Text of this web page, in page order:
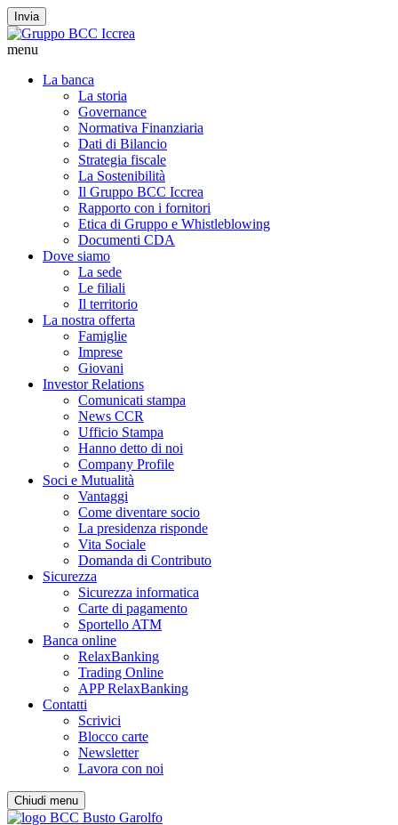
Invia
menu
La banca
La storia
Governance
Normativa Finanziaria
Dati di Bilancio
Strategia fiscale
La Sostenibilità
Il Gruppo BCC Iccrea
Rapporto con i fornitori
Etica di Gruppo e Whistleblowing
Documenti CDA
Dove siamo
La sede
Le filiali
Il territorio
La nostra offerta
Famiglie
Imprese
Giovani
Investor Relations
Comunicati stampa
News CCR
Ufficio Stampa
Hanno detto di noi
Company Profile
Soci e Mutualità
Vantaggi
Come diventare socio
La presidenza risponde
Vita Sociale
Domanda di Contributo
Sicurezza
Sicurezza informatica
Carte di pagamento
Sportello ATM
Banca online
RelaxBanking
Trading Online
APP RelaxBanking
Contatti
Scrivici
Blocco carte
Newsletter
Lavora con noi
Chiudi menu